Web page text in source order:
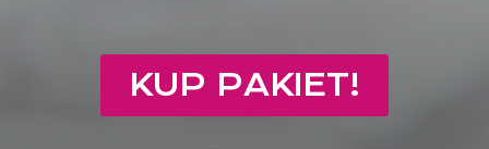
KUP PAKIET!